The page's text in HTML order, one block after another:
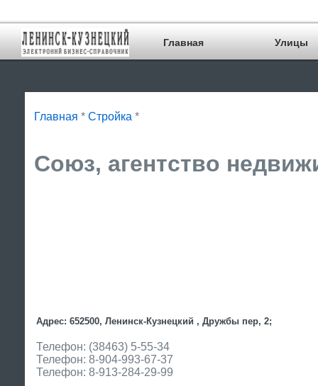
Главная Улицы
Главная * Стройка *
Союз, агентство
Адрес: 652500, Ленинск-Кузнецкий , Дружбы пер, 2;
Телефон: (38463) 5-55-34
Телефон: 8-904-993-67-37
Телефон: 8-913-284-29-99